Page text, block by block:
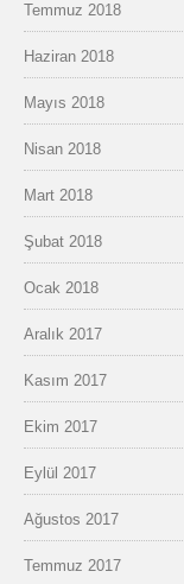
Temmuz 2018
Haziran 2018
Mayıs 2018
Nisan 2018
Mart 2018
Şubat 2018
Ocak 2018
Aralık 2017
Kasım 2017
Ekim 2017
Eylül 2017
Ağustos 2017
Temmuz 2017